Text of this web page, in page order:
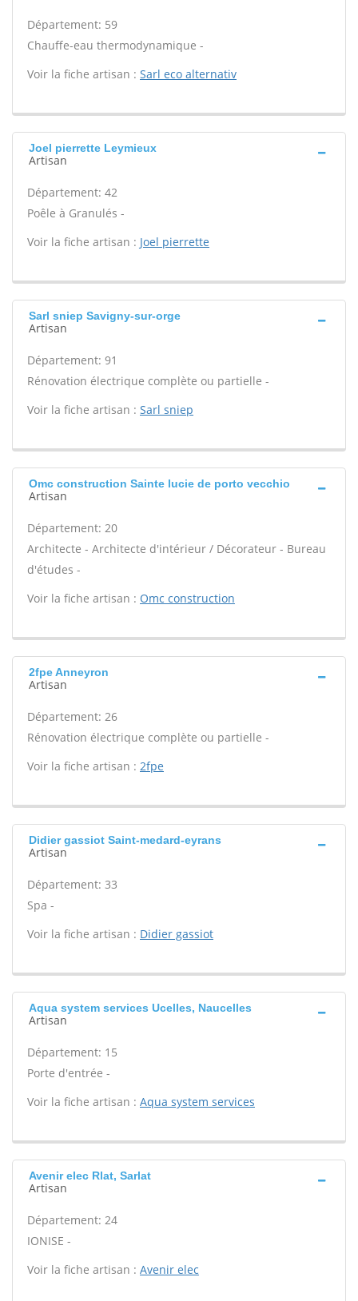
Département: 59
Chauffe-eau thermodynamique -
Voir la fiche artisan : Sarl eco alternativ
Joel pierrette Leymieux
Artisan
Département: 42
Poêle à Granulés -
Voir la fiche artisan : Joel pierrette
Sarl sniep Savigny-sur-orge
Artisan
Département: 91
Rénovation électrique complète ou partielle -
Voir la fiche artisan : Sarl sniep
Omc construction Sainte lucie de porto vecchio
Artisan
Département: 20
Architecte - Architecte d'intérieur / Décorateur - Bureau
d'études -
Voir la fiche artisan : Omc construction
2fpe Anneyron
Artisan
Département: 26
Rénovation électrique complète ou partielle -
Voir la fiche artisan : 2fpe
Didier gassiot Saint-medard-eyrans
Artisan
Département: 33
Spa -
Voir la fiche artisan : Didier gassiot
Aqua system services Ucelles, Naucelles
Artisan
Département: 15
Porte d'entrée -
Voir la fiche artisan : Aqua system services
Avenir elec Rlat, Sarlat
Artisan
Département: 24
IONISE -
Voir la fiche artisan : Avenir elec